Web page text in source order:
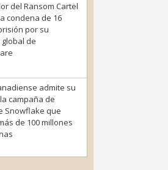
del Ransom Cartel
condena de 16
por su
de
admite su
campaña de
Snowflake que
de 100 millones